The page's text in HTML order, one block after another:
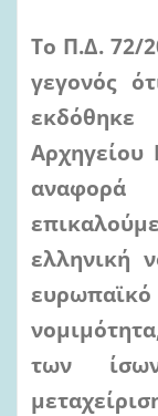
Το Π.Δ. 72/
γεγονός
Αρχηγείου
ελληνική
ευρωπαϊκό
των